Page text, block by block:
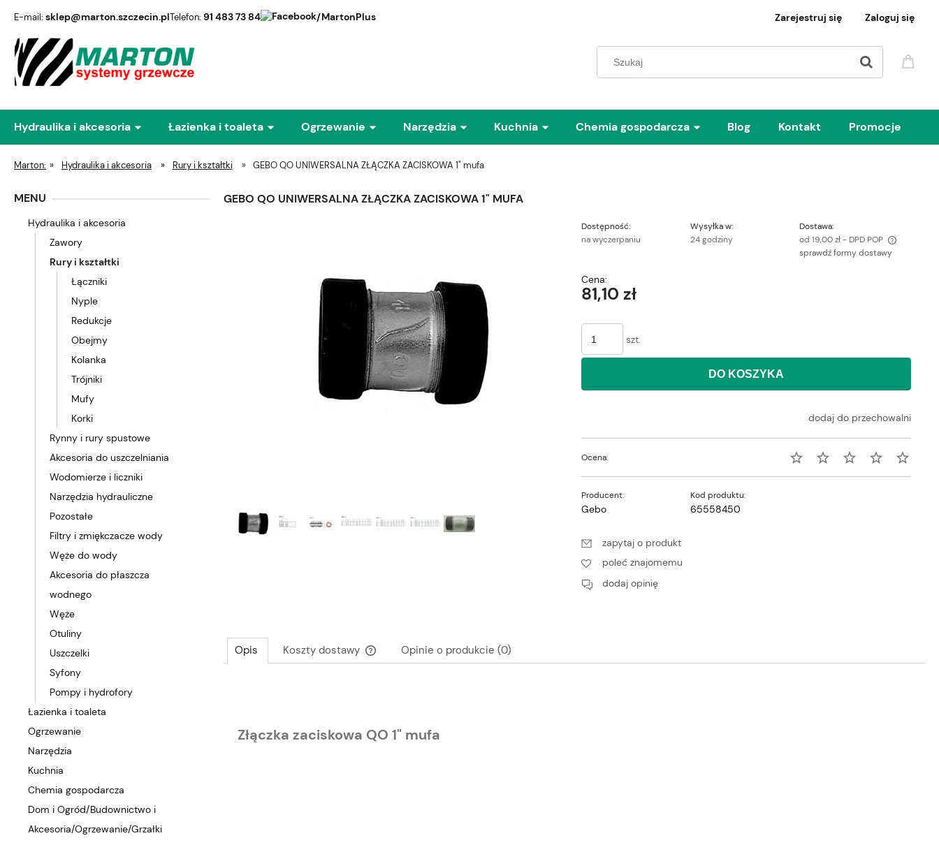
E-mail: sklep@marton.szczecin.plTelefon: 91 483 73 84 /MartonPlus Zarejestruj się Zaloguj się
Hydraulika i akcesoria Łazienka i toaleta Ogrzewanie Narzędzia Kuchnia Chemia gospodarcza Blog Kontakt Promocje
Marton: » Hydraulika i akcesoria » Rury i kształtki » GEBO QO UNIWERSALNA ZŁĄCZKA ZACISKOWA 1" mufa
MENU
Hydraulika i akcesoria
Zawory
Rury i kształtki
Łączniki
Nyple
Redukcje
Obejmy
Kolanka
Trójniki
Mufy
Korki
Rynny i rury spustowe
Akcesoria do uszczelniania
Wodomierze i liczniki
Narzędzia hydrauliczne
Pozostałe
Filtry i zmiękczacze wody
Węże do wody
Akcesoria do płaszcza
wodnego
Węże
Otuliny
Uszczelki
Syfony
Pompy i hydrofory
Łazienka i toaleta
Ogrzewanie
Narzędzia
Kuchnia
Chemia gospodarcza
Dom i Ogród/Budownictwo i
Akcesoria/Ogrzewanie/Grzałki
GEBO QO UNIWERSALNA ZŁĄCZKA ZACISKOWA 1" MUFA
Dostępność:
na wyczerpaniu
Wysyłka w:
24 godziny
Dostawa:
od 19,00 zł - DPD POP
sprawdź formy dostawy
Cena:
81,10 zł
szt.
DO KOSZYKA
dodaj do przechowalni
Ocena:
Producent:
Gebo
Kod produktu:
65558450
zapytaj o produkt
poleć znajomemu
dodaj opinię
Opis Koszty dostawy Opinie o produkcie (0)
Złączka zaciskowa QO 1" mufa